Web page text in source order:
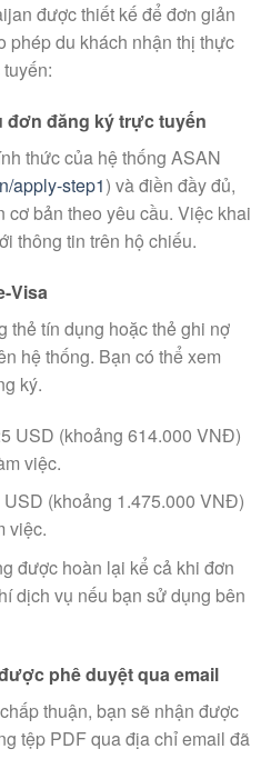
được thiết kế để đơn giản
phép du khách nhận thị thực
đơn đăng ký trực tuyến
thức của hệ thống ASAN
apply-step1) và điền đầy đủ,
cơ bản theo yêu cầu. Việc khai
thông tin trên hộ chiếu.
Visa
thẻ tín dụng hoặc thẻ ghi nợ
hệ thống. Bạn có thể xem
ký.
USD (khoảng 614.000 VNĐ)
việc.
USD (khoảng 1.475.000 VNĐ)
việc.
được hoàn lại kể cả khi đơn
dịch vụ nếu bạn sử dụng bên
phê duyệt qua email
thuận, bạn sẽ nhận được
tệp PDF qua địa chỉ email đã